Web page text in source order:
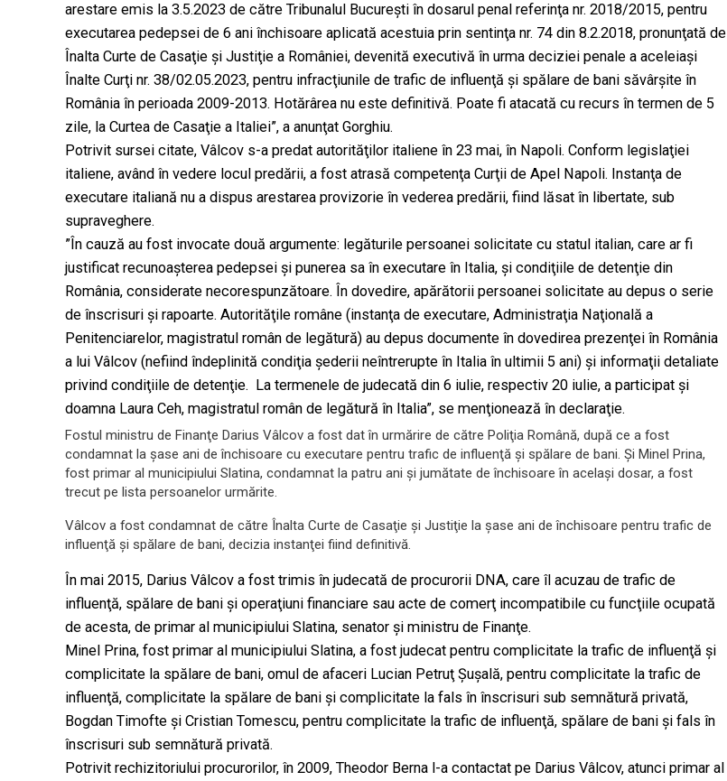
arestare emis la 3.5.2023 de către Tribunalul Bucureşti în dosarul penal referinţa nr. 2018/2015, pentru
executarea pedepsei de 6 ani închisoare aplicată acestuia prin sentinţa nr. 74 din 8.2.2018, pronunţată de
Înalta Curte de Casaţie şi Justiţie a României, devenită executivă în urma deciziei penale a aceleiaşi
Înalte Curţi nr. 38/02.05.2023, pentru infracţiunile de trafic de influenţă şi spălare de bani săvârşite în
România în perioada 2009-2013. Hotărârea nu este definitivă. Poate fi atacată cu recurs în termen de 5
zile, la Curtea de Casaţie a Italiei”, a anunţat Gorghiu.
Potrivit sursei citate, Vâlcov s-a predat autorităţilor italiene în 23 mai, în Napoli. Conform legislaţiei
italiene, având în vedere locul predării, a fost atrasă competenţa Curţii de Apel Napoli. Instanţa de
executare italiană nu a dispus arestarea provizorie în vederea predării, fiind lăsat în libertate, sub
supraveghere.
”În cauză au fost invocate două argumente: legăturile persoanei solicitate cu statul italian, care ar fi
justificat recunoaşterea pedepsei şi punerea sa în executare în Italia, şi condiţiile de detenţie din
România, considerate necorespunzătoare. În dovedire, apărătorii persoanei solicitate au depus o serie
de înscrisuri şi rapoarte. Autorităţile române (instanţa de executare, Administraţia Naţională a
Penitenciarelor, magistratul român de legătură) au depus documente în dovedirea prezenţei în România
a lui Vâlcov (nefiind îndeplinită condiţia şederii neîntrerupte în Italia în ultimii 5 ani) şi informaţii detaliate
privind condiţiile de detenţie. La termenele de judecată din 6 iulie, respectiv 20 iulie, a participat şi
doamna Laura Ceh, magistratul român de legătură în Italia”, se menţionează în declaraţie.
Fostul ministru de Finanţe Darius Vâlcov a fost dat în urmărire de către Poliţia Română, după ce a fost
condamnat la şase ani de închisoare cu executare pentru trafic de influenţă şi spălare de bani. Şi Minel Prina,
fost primar al municipiului Slatina, condamnat la patru ani şi jumătate de închisoare în acelaşi dosar, a fost
trecut pe lista persoanelor urmărite.
Vâlcov a fost condamnat de către Înalta Curte de Casaţie şi Justiţie la şase ani de închisoare pentru trafic de
influenţă şi spălare de bani, decizia instanţei fiind definitivă.
În mai 2015, Darius Vâlcov a fost trimis în judecată de procurorii DNA, care îl acuzau de trafic de
influenţă, spălare de bani şi operaţiuni financiare sau acte de comerţ incompatibile cu funcţiile ocupată
de acesta, de primar al municipiului Slatina, senator şi ministru de Finanţe.
Minel Prina, fost primar al municipiului Slatina, a fost judecat pentru complicitate la trafic de influenţă şi
complicitate la spălare de bani, omul de afaceri Lucian Petruţ Şuşală, pentru complicitate la trafic de
influenţă, complicitate la spălare de bani şi complicitate la fals în înscrisuri sub semnătură privată,
Bogdan Timofte şi Cristian Tomescu, pentru complicitate la trafic de influenţă, spălare de bani şi fals în
înscrisuri sub semnătură privată.
Potrivit rechizitoriului procurorilor, în 2009, Theodor Berna l-a contactat pe Darius Vâlcov, atunci primar al